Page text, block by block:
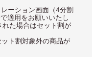
ーション画面（4分割
適用をお願いいたし
た場合はセット割が
ト割対象外の商品が